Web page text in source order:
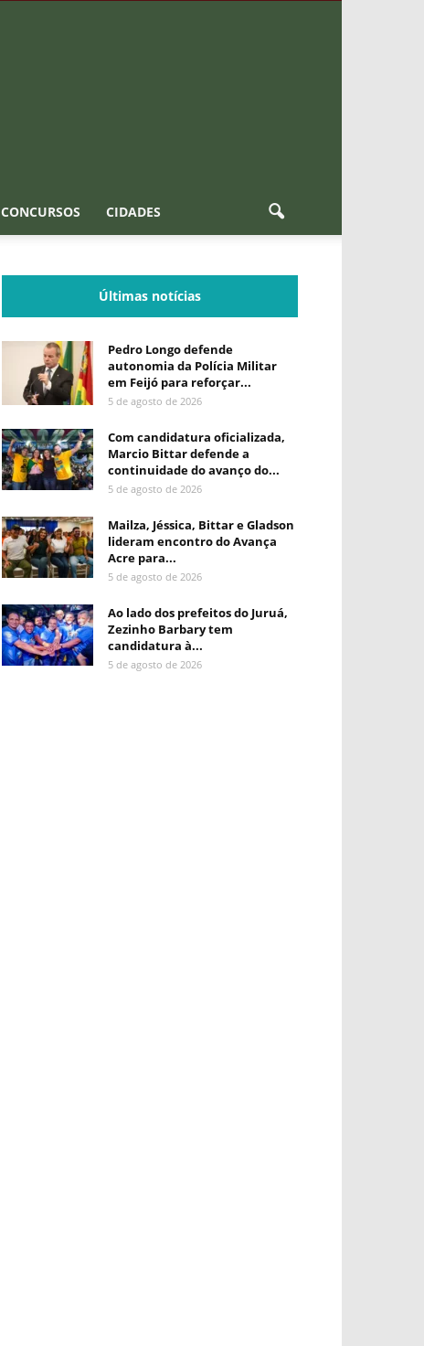
CONCURSOS CIDADES
Últimas notícias
Pedro Longo defende
autonomia da Polícia Militar
em Feijó para reforçar...
5 de agosto de 2026
Com candidatura oficializada,
Marcio Bittar defende a
continuidade do avanço do...
5 de agosto de 2026
Mailza, Jéssica, Bittar e Gladson
lideram encontro do Avança
Acre para...
5 de agosto de 2026
Ao lado dos prefeitos do Juruá,
Zezinho Barbary tem
candidatura à...
5 de agosto de 2026